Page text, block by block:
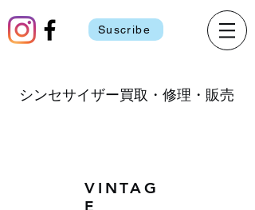
Suscribe
VINTAG
シンセサイザー買取・修理・販売